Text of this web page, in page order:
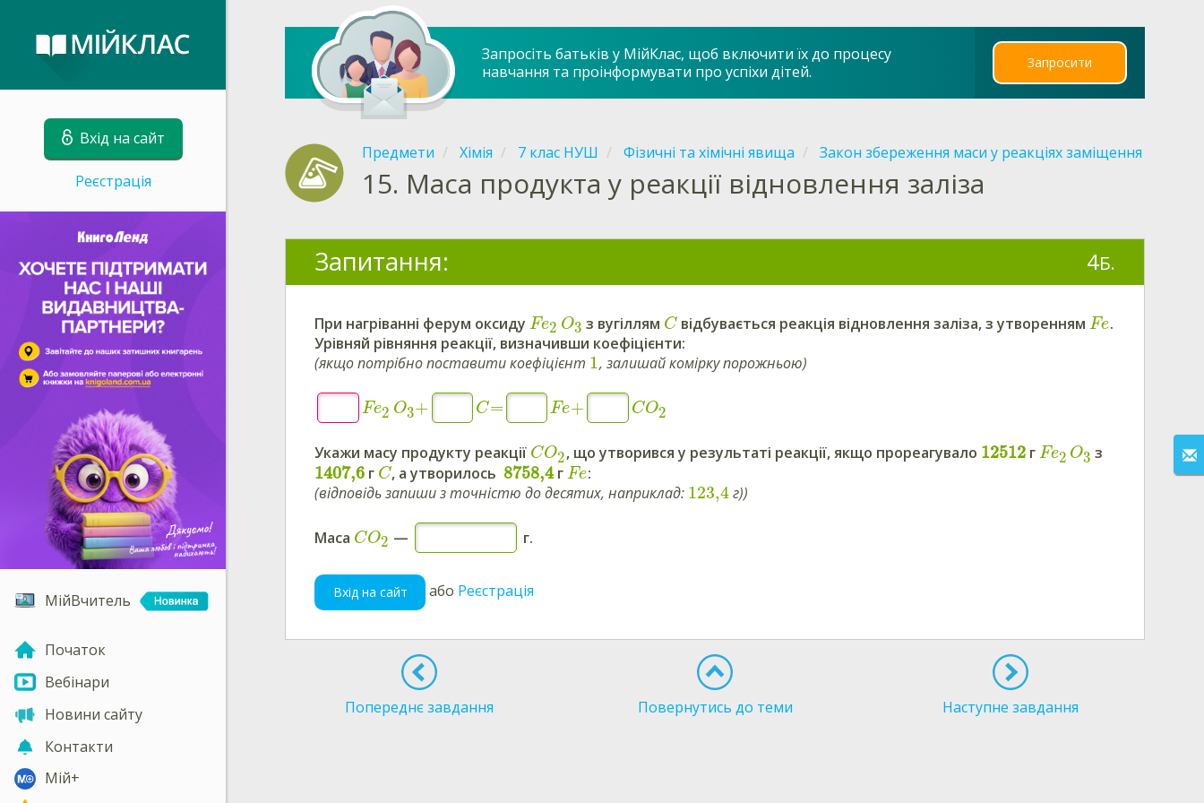
Вхід на сайт
Реєстрація
МійВчитель
Початок
Вебінари
Новини сайту
Контакти
Мій+
Запросіть батьків у МійКлас, щоб включити їх до процесу
навчання та проінформувати про успіхи дітей.
Запросити
Предмети Хімія 7 клас НУШ Фізичні та хімічні явища Закон збереження маси у реакціях заміщення
15. Маса продукта у реакції відновлення заліза
Запитання: 4Б.
При нагріванні ферум оксиду Fe2 O3 з вугіллям C відбувається реакція відновлення заліза, з утвореннямFe.
Урівняй рівняння реакції, визначивши коефіцієнти:
(якщо потрібно поставити коефіцієнт 1, залишай комірку порожньою)
Fe2 O3+ C= Fe+ CO2
Укажи масу продукту реакції CO2, що утворився у результаті реакції, якщо прореагувало 12512г Fe2 O3 з
1407,6 г C, а утворилось 8758,4гFe:
(відповідь запиши з точністю до десятих, наприклад: 123,4г))
Маса CO2 — г.
Вхід на сайт або Реєстрація
Попереднє завдання Повернутись до теми Наступне завдання